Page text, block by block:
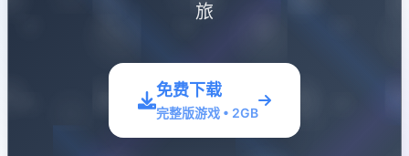
旅
免费下载
完整版游戏 • 2GB